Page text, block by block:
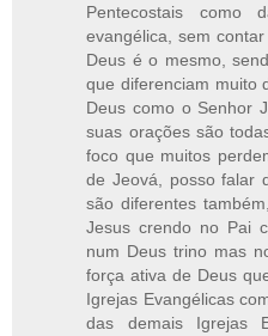
Pentecostais como
evangélica, sem
Deus é o mesmo,
que diferenciam muito
Deus como o Senhor
suas orações são
foco que muitos
de Jeová, posso falar
são diferentes
Jesus crendo no Pai
num Deus trino mas
força ativa de Deus
Igrejas Evangélicas
das demais Igrejas